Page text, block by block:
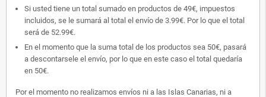
Si usted tiene un total sumado en productos de 49€, impuestos
incluidos, se le sumará al total el envío de 3.99€. Por lo que el total
será de 52.99€.
En el momento que la suma total de los productos sea 50€, pasará
a descontarsele el envío, por lo que en este caso el total quedaría
en 50€.
Por el momento no realizamos envíos ni a las Islas Canarias, ni a